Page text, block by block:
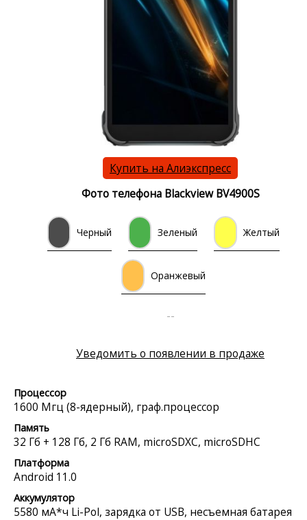
Купить на Алиэкспресс
Фото телефона Blackview BV4900S
Черный Зеленый Желтый
Оранжевый
--
Уведомить о появлении в продаже
Процессор
1600 Мгц (8-ядерный), граф.процессор
Память
32 Гб + 128 Гб, 2 Гб RAM, microSDXC, microSDHC
Платформа
Android 11.0
Аккумулятор
5580 мА*ч Li-Pol, зарядка от USB, несъемная батарея